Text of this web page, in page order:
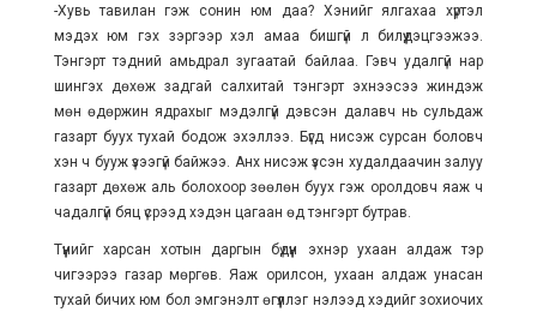
-Хувь тавилан гэж сонин юм даа? Хэнийг ялгахаа хүртэл
мэдэх юм гэх зэргээр хэл амаа бишгүй л билүүдэцгээжээ.
Тэнгэрт тэдний амьдрал зугаатай байлаа. Гэвч удалгүй нар
шингэх дөхөж задгай салхитай тэнгэрт эхнээсээ жиндэж
мөн өдөржин ядрахыг мэдэлгүй дэвсэн далавч нь сульдаж
газарт буух тухай бодож эхэллээ. Бүгд нисэж сурсан боловч
хэн ч бууж үзээгүй байжээ. Анх нисэж үзсэн худалдаачин залуу
газарт дөхөж аль болохоор зөөлөн буух гэж оролдовч яаж ч
чадалгүй бяц үсрээд хэдэн цагаан өд тэнгэрт бутрав.
Түүнийг харсан хотын даргын бүдүүн эхнэр ухаан алдаж тэр
чигээрээ газар мөргөв. Яаж орилсон, ухаан алдаж унасан
тухай бичих юм бол эмгэнэлт өгүүллэг нэлээд хэдийг зохиочих